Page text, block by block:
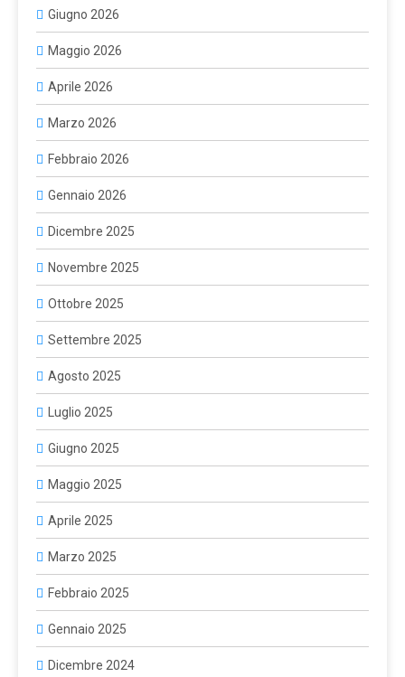
Giugno 2026
Maggio 2026
Aprile 2026
Marzo 2026
Febbraio 2026
Gennaio 2026
Dicembre 2025
Novembre 2025
Ottobre 2025
Settembre 2025
Agosto 2025
Luglio 2025
Giugno 2025
Maggio 2025
Aprile 2025
Marzo 2025
Febbraio 2025
Gennaio 2025
Dicembre 2024